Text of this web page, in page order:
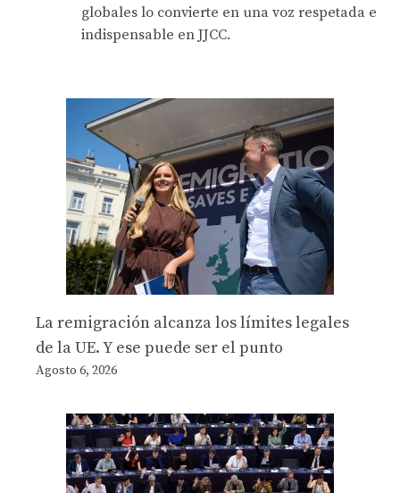
globales lo convierte en una voz respetada e
indispensable en JJCC.
La remigración alcanza los límites legales
de la UE. Y ese puede ser el punto
Agosto 6, 2026